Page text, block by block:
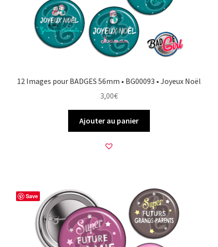
12 Images pour BADGES 56mm • BG00093 • Joyeux Noël
3,00€
Ajouter au panier
Save